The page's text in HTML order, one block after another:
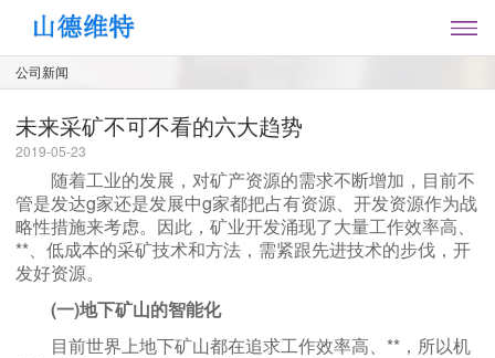
公司新闻
未来采矿不可不看的六大趋势
2019-05-23
随着工业的发展，对矿产资源的需求不断增加，目前不
管是发达g家还是发展中g家都把占有资源、开发资源作为战
略性措施来考虑。因此，矿业开发涌现了大量工作效率高、
**、低成本的采矿技术和方法，需紧跟先进技术的步伐，开
发好资源。
(一)地下矿山的智能化
目前世界上地下矿山都在追求工作效率高、**，所以机